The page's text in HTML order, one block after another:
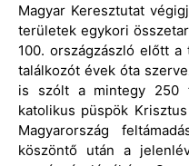
Magyar Keresztutat
területek egykori
100. országzászló előtt
találkozót évek óta
is szólt a mintegy 250
katolikus püspök
Magyarország
köszöntő után a